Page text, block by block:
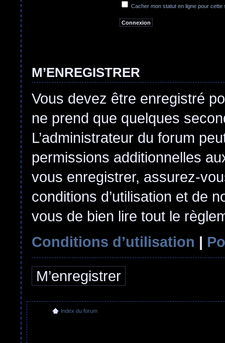
Cacher mon statut en ligne pour cette
M’ENREGISTRER
Vous devez être enregistré
ne prend que quelques
L’administrateur du forum
permissions additionnelles
vous enregistrer, assurez-
conditions d’utilisation et de
vous de bien lire tout le
Conditions d’utilisation |
M’enregistrer
Index du forum